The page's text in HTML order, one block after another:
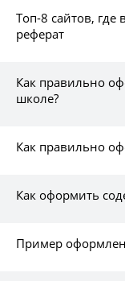
Топ-8 сайтов, где
реферат
Как правильно
школе?
Как правильно
Как оформить
Пример